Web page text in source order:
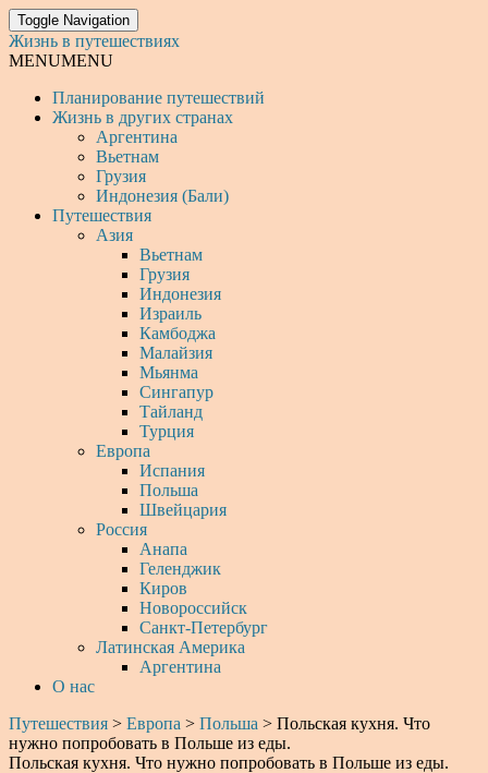
Toggle Navigation
Жизнь в путешествиях
MENUMENU
Планирование путешествий
Жизнь в других странах
Аргентина
Вьетнам
Грузия
Индонезия (Бали)
Путешествия
Азия
Вьетнам
Грузия
Индонезия
Израиль
Камбоджа
Малайзия
Мьянма
Сингапур
Тайланд
Турция
Европа
Испания
Польша
Швейцария
Россия
Анапа
Геленджик
Киров
Новороссийск
Санкт-Петербург
Латинская Америка
Аргентина
О нас
Путешествия > Европа > Польша > Польская кухня. Что
нужно попробовать в Польше из еды.
Польская кухня. Что нужно попробовать в Польше из еды.